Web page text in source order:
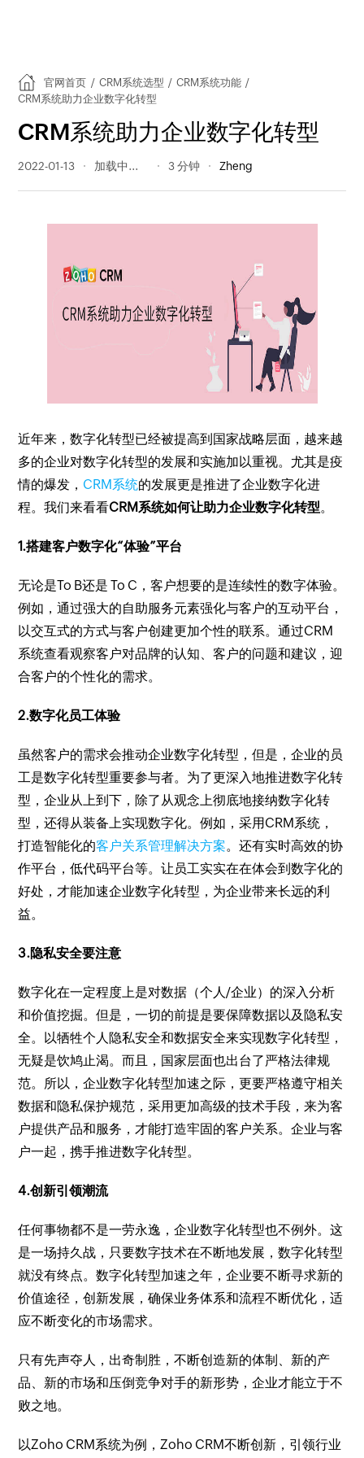
官网首页 / CRM系统选型 / CRM系统功能 /
CRM系统助力企业数字化转型
CRM系统助力企业数字化转型
2022-01-13 377 阅读量 3 分钟 Zheng
近年来，数字化转型已经被提高到国家战略层面，越来越
多的企业对数字化转型的发展和实施加以重视。尤其是疫
情的爆发， CRM系统的发展更是推进了企业数字化进
程。我们来看看CRM系统如何让助力企业数字化转型。
1.搭建客户数字化“体验”平台
无论是To B还是 To C，客户想要的是连续性的数字体验。
例如，通过强大的自助服务元素强化与客户的互动平台，
以交互式的方式与客户创建更加个性的联系。通过CRM
系统查看观察客户对品牌的认知、客户的问题和建议，迎
合客户的个性化的需求。
2.数字化员工体验
虽然客户的需求会推动企业数字化转型，但是，企业的员
工是数字化转型重要参与者。为了更深入地推进数字化转
型，企业从上到下，除了从观念上彻底地接纳数字化转
型，还得从装备上实现数字化。例如，采用CRM系统，
打造智能化的客户关系管理解决方案。还有实时高效的协
作平台，低代码平台等。让员工实实在在体会到数字化的
好处，才能加速企业数字化转型，为企业带来长远的利
益。
3.隐私安全要注意
数字化在一定程度上是对数据（个人/企业）的深入分析
和价值挖掘。但是，一切的前提是要保障数据以及隐私安
全。以牺牲个人隐私安全和数据安全来实现数字化转型，
无疑是饮鸠止渴。而且，国家层面也出台了严格法律规
范。所以，企业数字化转型加速之际，更要严格遵守相关
数据和隐私保护规范，采用更加高级的技术手段，来为客
户提供产品和服务，才能打造牢固的客户关系。企业与客
户一起，携手推进数字化转型。
4.创新引领潮流
任何事物都不是一劳永逸，企业数字化转型也不例外。这
是一场持久战，只要数字技术在不断地发展，数字化转型
就没有终点。数字化转型加速之年，企业要不断寻求新的
价值途径，创新发展，确保业务体系和流程不断优化，适
应不断变化的市场需求。
只有先声夺人，出奇制胜，不断创造新的体制、新的产
品、新的市场和压倒竞争对手的新形势，企业才能立于不
败之地。
以Zoho CRM系统为例，Zoho CRM不断创新，引领行业